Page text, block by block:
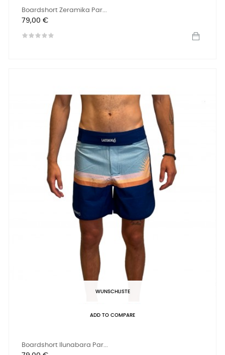
Boardshort Zeramika Par...
Preis
79,00 €
WUNSCHLISTE
ADD TO COMPARE
Boardshort Ilunabara Par...